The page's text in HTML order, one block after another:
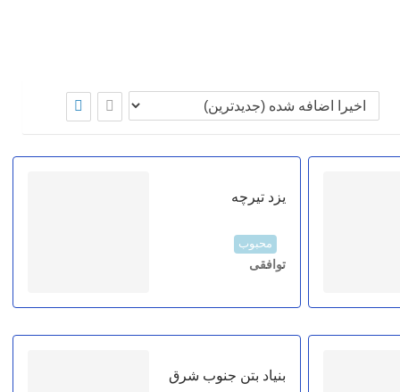
یزد تیرچه
محبوب
توافقی
بنیاد بتن جنوب شرق